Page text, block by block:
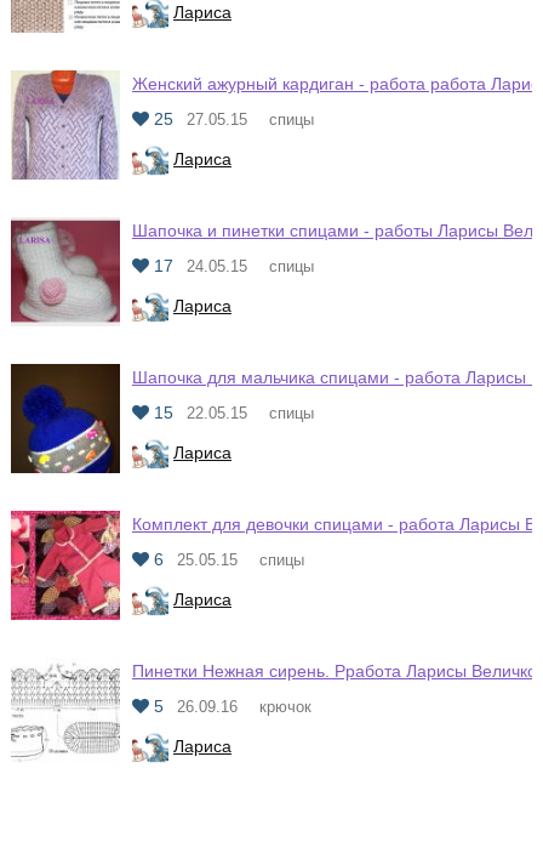
Лариса
Женский ажурный кардиган - работа работа
25
27.05.15 спицы
Лариса
Шапочка и пинетки спицами - работы Ларисы
17
24.05.15 спицы
Лариса
Шапочка для мальчика спицами - работа Ларисы
15
22.05.15 спицы
Лариса
Комплект для девочки спицами - работа Ларисы
6
25.05.15 спицы
Лариса
Пинетки Нежная сирень. Рработа Ларисы Величко
5
26.09.16 крючок
Лариса